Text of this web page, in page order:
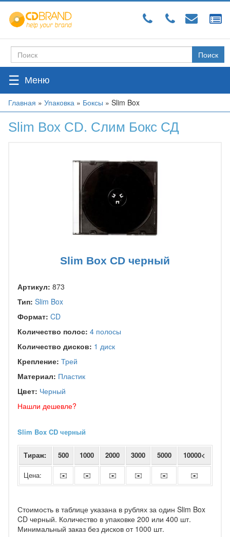
Перейти
основному
Форма
поиска
Поиск
☰
Вы
Главная » Упаковка » Боксы » Slim Box
Slim Box CD. Слим Бокс СД
Slim Box CD черный
Артикул: 873
Тип: Slim Box
Формат: CD
Количество полос: 4 полосы
Количество дисков: 1 диск
Крепление: Трей
Материал: Пластик
Цвет: Черный
Нашли дешевле?
Slim Box CD черный
Тираж: 500 1000 2000 3000 5000 10000<
Цена: ✉️ ✉️ ✉️ ✉️ ✉️ ✉️
Стоимость в таблице указана в рублях за один Slim Box
CD черный. Количество в упаковке 200 или 400 шт.
Минимальный заказ без дисков от 1000 шт.